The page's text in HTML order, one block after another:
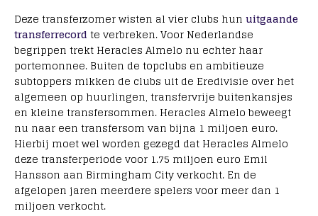
Deze transferzomer wisten al vier clubs hun uitgaande
transferrecord te verbreken. Voor Nederlandse
begrippen trekt Heracles Almelo nu echter haar
portemonnee. Buiten de topclubs en ambitieuze
subtoppers mikken de clubs uit de Eredivisie over het
algemeen op huurlingen, transfervrije buitenkansjes
en kleine transfersommen. Heracles Almelo beweegt
nu naar een transfersom van bijna 1 miljoen euro.
Hierbij moet wel worden gezegd dat Heracles Almelo
deze transferperiode voor 1.75 miljoen euro Emil
Hansson aan Birmingham City verkocht. En de
afgelopen jaren meerdere spelers voor meer dan 1
miljoen verkocht.